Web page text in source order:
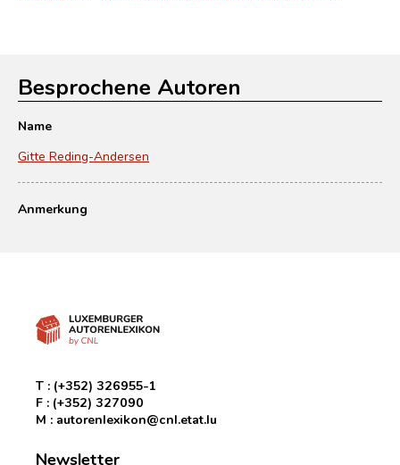
Besprochene Autoren
Name
Gitte Reding-Andersen
Anmerkung
T : (+352) 326955-1
F : (+352) 327090
M : autorenlexikon@cnl.etat.lu
Newsletter